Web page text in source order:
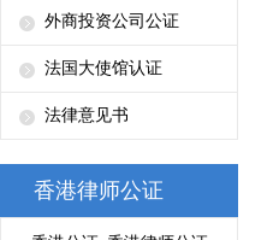
外商投资公司公证
法国大使馆认证
法律意见书
香港律师公证